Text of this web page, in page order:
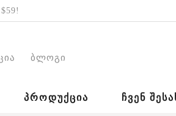
ბლოგი
ᲞᲠᲝᲓᲣᲥᲪᲘᲐ ᲩᲕᲔᲜ